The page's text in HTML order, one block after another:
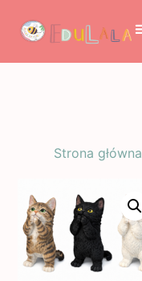
Strona główna